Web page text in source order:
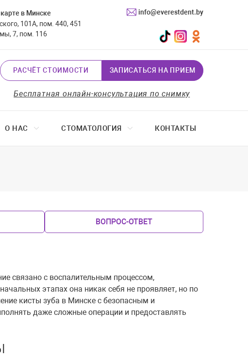
info@everestdent.by
в Минске
101А, пом. 440, 451
7, пом. 116
TikTokInstagramОдноклассники
РАСЧЁТ СТОИМОСТИ ЗАПИСАТЬСЯ НА ПРИЕМ
Бесплатная онлайн-консультация по снимку
О НАС СТОМАТОЛОГИЯ КОНТАКТЫ
ВОПРОС-ОТВЕТ
связано с воспалительным процессом,
этапах она никак себя не проявляет, но по
кисты зуба в Минске с безопасным и
даже сложные операции и предоставлять